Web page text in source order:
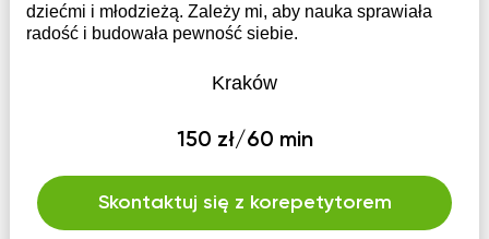
dziećmi i młodzieżą. Zależy mi, aby nauka sprawiała
radość i budowała pewność siebie.
Kraków
150 zł/60 min
Skontaktuj się z korepetytorem